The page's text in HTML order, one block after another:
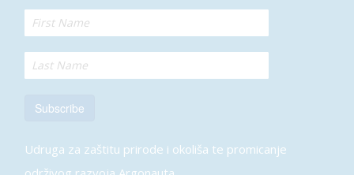
Subscribe
Udruga za zaštitu prirode i okoliša te promicanje